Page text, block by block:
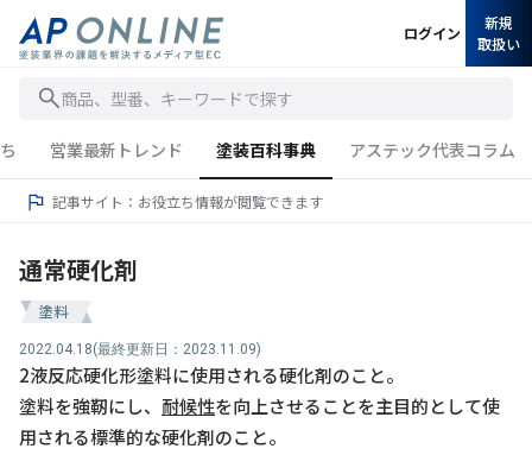
商品、型番、キーワードで探す
ログイン
新規
取扱い
営業最新トレンド 塗装百科事典 アステック代表コラム
記事サイト：お役立ち情報が閲覧できます
通常硬化剤
塗料
2022.04.18(最終更新日：2023.11.09)
2液反応硬化形塗料に使用される硬化剤のこと。
塗料を強靭にし、 耐候性を向上させることを主目的として使
用される標準的な硬化剤のこと。